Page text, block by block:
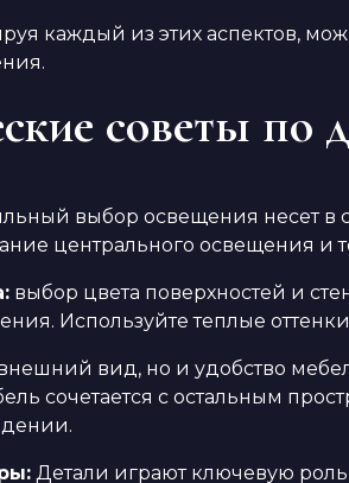
каждый из этих аспектов,
советы по
выбор освещения несет в
центрального освещения и
выбор цвета поверхностей и
Используйте теплые
вид, но и удобство
сочетается с остальным
Детали играют ключевую роль